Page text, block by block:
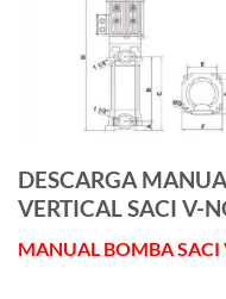
DESCARGA
VERTICAL SACI V-
MANUAL BOMBA SACI